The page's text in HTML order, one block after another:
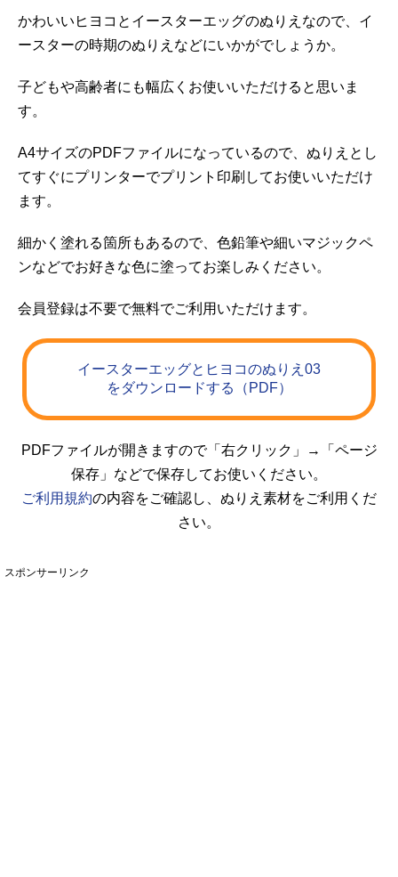
かわいいヒヨコとイースターエッグのぬりえなので、イ
ースターの時期のぬりえなどにいかがでしょうか。
子どもや高齢者にも幅広くお使いいただけると思いま
す。
A4サイズのPDFファイルになっているので、ぬりえとし
てすぐにプリンターでプリント印刷してお使いいただけ
ます。
細かく塗れる箇所もあるので、色鉛筆や細いマジックペ
ンなどでお好きな色に塗ってお楽しみください。
会員登録は不要で無料でご利用いただけます。
イースターエッグとヒヨコのぬりえ03
をダウンロードする（PDF）
PDFファイルが開きますので「右クリック」→「ページ
保存」などで保存してお使いください。
ご利用規約の内容をご確認し、ぬりえ素材をご利用くだ
さい。
スポンサーリンク